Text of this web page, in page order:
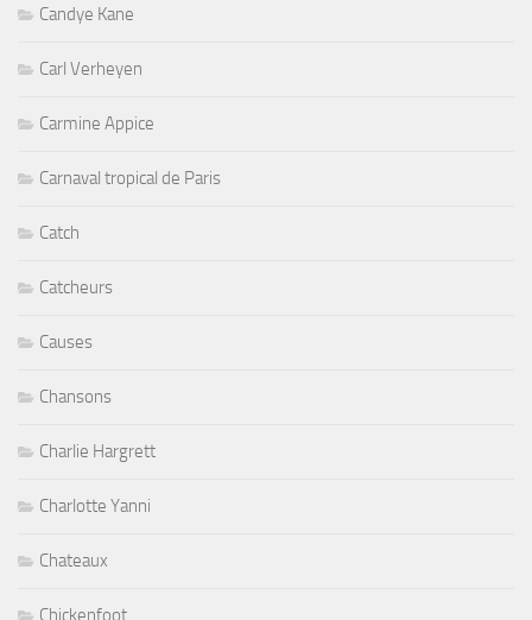
Candye Kane
Carl Verheyen
Carmine Appice
Carnaval tropical de Paris
Catch
Catcheurs
Causes
Chansons
Charlie Hargrett
Charlotte Yanni
Chateaux
Chickenfoot